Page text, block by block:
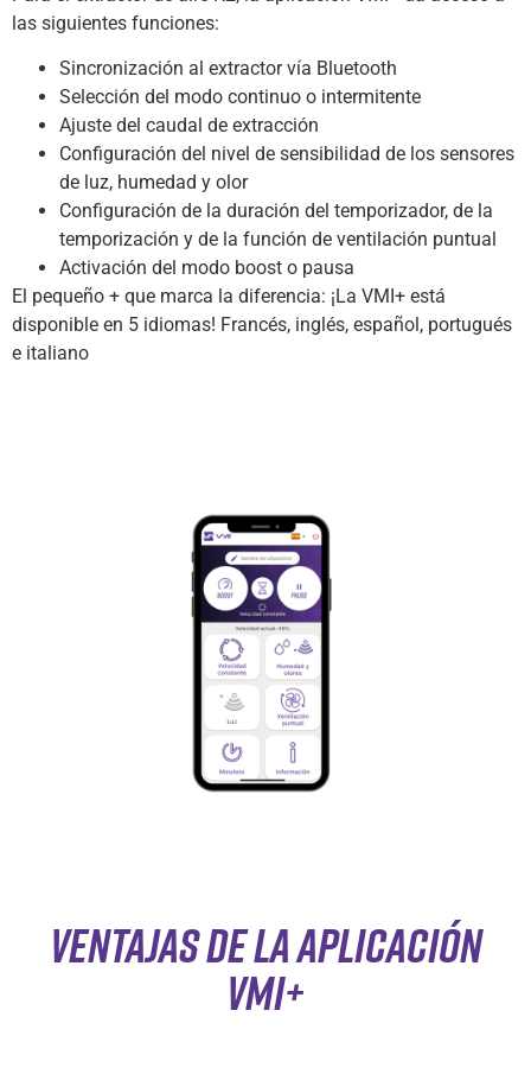
las siguientes funciones:
Sincronización al extractor vía Bluetooth
Selección del modo continuo o intermitente
Ajuste del caudal de extracción
Configuración del nivel de sensibilidad de los sensores
de luz, humedad y olor
Configuración de la duración del temporizador, de la
temporización y de la función de ventilación puntual
Activación del modo boost o pausa
El pequeño + que marca la diferencia: ¡La VMI+ está
disponible en 5 idiomas! Francés, inglés, español, portugués
e italiano
Ventajas de la aplicación
VMI+